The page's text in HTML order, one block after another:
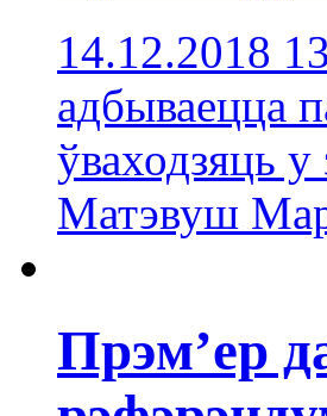
14.12.2018
адбываецца
ўваходзяць
Матэвуш
Прэм’ер